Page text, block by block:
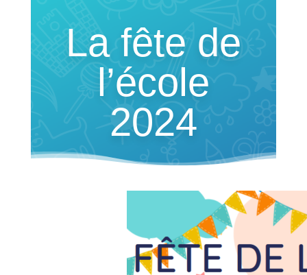
La fête de
l’école
2024